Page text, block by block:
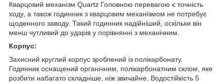
Кварцовий механізм Quartz Головною перевагою є точність
ходу, а також годинник з кварцовим механізмом не потребує
щоденного заводу. Такий годинник надійніший, оскільки він
менш чутливий до ударів у порівнянні з механічним.
Корпус:
Захисний круглий корпус зроблений із полікарбонату.
Годинник оснащений органічним, полікарбонатним склом, яке
розбити набагато складніше, ніж звичайне. Водостійкість 5